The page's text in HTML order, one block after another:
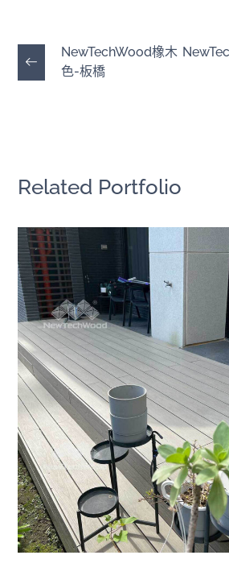
NewTechWood橡木
色-板橋
Related Portfolio
使用後追蹤｜三年
戶外地板